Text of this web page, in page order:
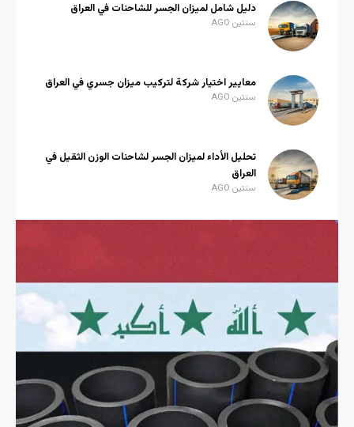
دليل شامل لميزان الجسر للشاحنات في العراق
سنتين AGO
معايير اختيار شركة لتركيب ميزان جسري في العراق
سنتين AGO
تحليل الأداء لميزان الجسر لشاحنات الوزن الثقيل في
العراق
سنتين AGO